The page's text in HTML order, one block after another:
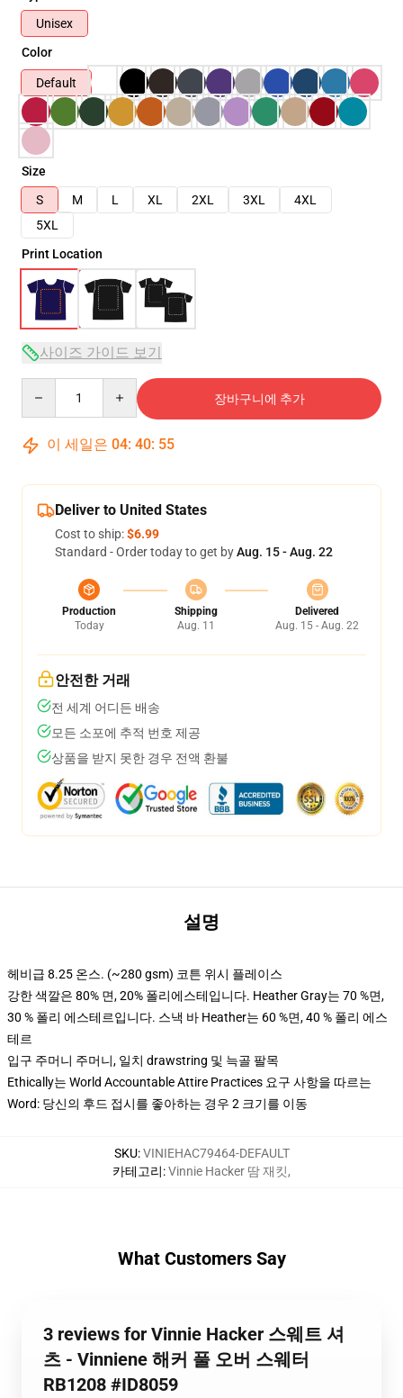
Unisex
Color
Default
Size
S
M L XL 2XL 3XL
4XL
5XL
Print Location
사이즈 가이드 보기
장바구니에 추가
이 세일은 04: 40: 54
Deliver to United States
Cost to ship:$6.99
Standard - Order today to get byAug. 15 - Aug. 22
Production
Today
Shipping
Aug. 11
Delivered
Aug. 15 - Aug. 22
안전한 거래
전 세계 어디든 배송
모든 소포에 추적 번호 제공
상품을 받지 못한 경우 전액 환불
설명
헤비급 8.25 온스. (~280 gsm) 코튼 위시 플레이스
강한 색깔은 80% 면, 20% 폴리에스테입니다. Heather Gray는 70 %면,
30 % 폴리 에스테르입니다. 스낵 바 Heather는 60 %면, 40 % 폴리 에스
테르
입구 주머니 주머니, 일치 drawstring 및 늑골 팔목
Ethically는 World Accountable Attire Practices 요구 사항을 따르는
Word: 당신의 후드 접시를 좋아하는 경우 2 크기를 이동
SKU:VINIEHAC79464-DEFAULT
카테고리:Vinnie Hacker 땀 재킷,
What Customers Say
3 reviews for Vinnie Hacker 스웨트 셔
츠 - Vinniene 해커 풀 오버 스웨터
RB1208 #ID8059